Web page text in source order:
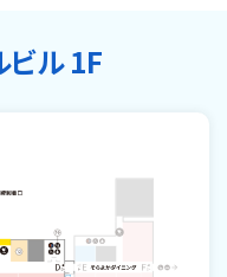
ビル 1F